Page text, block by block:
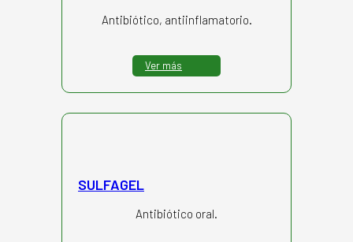
Antibiótico, antiinflamatorio.
Ver más
SULFAGEL
Antibiótico oral.